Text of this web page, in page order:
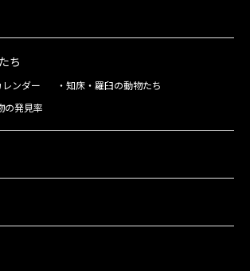
ち
ンダー
知床・羅臼の動物たち
の発見率